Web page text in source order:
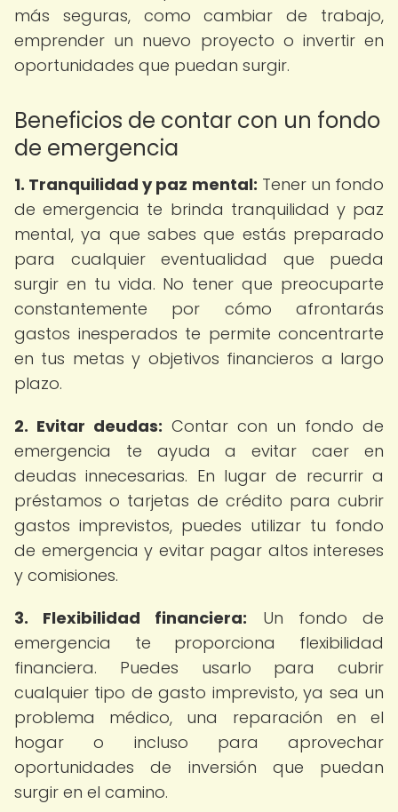
más seguras, como cambiar de trabajo,
emprender un nuevo proyecto o invertir en
oportunidades que puedan surgir.
Beneficios de contar con un fondo
de emergencia
1. Tranquilidad y paz mental: Tener un fondo
de emergencia te brinda tranquilidad y paz
mental, ya que sabes que estás preparado
para cualquier eventualidad que pueda
surgir en tu vida. No tener que preocuparte
constantemente por cómo afrontarás
gastos inesperados te permite concentrarte
en tus metas y objetivos financieros a largo
plazo.
2. Evitar deudas: Contar con un fondo de
emergencia te ayuda a evitar caer en
deudas innecesarias. En lugar de recurrir a
préstamos o tarjetas de crédito para cubrir
gastos imprevistos, puedes utilizar tu fondo
de emergencia y evitar pagar altos intereses
y comisiones.
3. Flexibilidad financiera: Un fondo de
emergencia te proporciona flexibilidad
financiera. Puedes usarlo para cubrir
cualquier tipo de gasto imprevisto, ya sea un
problema médico, una reparación en el
hogar o incluso para aprovechar
oportunidades de inversión que puedan
surgir en el camino.